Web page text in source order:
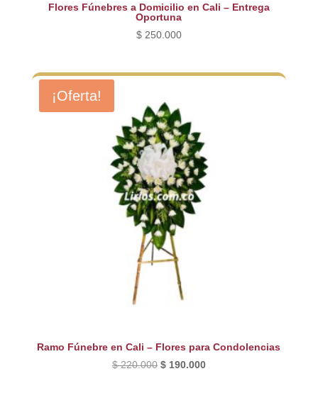
Flores Fúnebres a Domicilio en Cali – Entrega
Oportuna
$250.000
¡Oferta!
Ramo Fúnebre en Cali – Flores para Condolencias
$220.000 El
$190.000El